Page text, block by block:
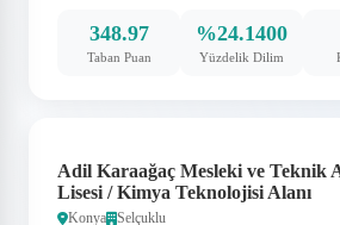
348.97
Taban Puan
%24.1400
Yüzdelik Dilim
Adil Karaağaç Mesleki ve Teknik
Lisesi / Kimya Teknolojisi Alanı
Konya Selçuklu